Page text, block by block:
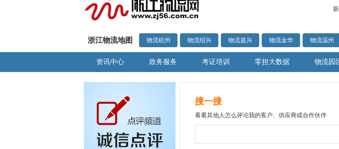
浙江物流地图 物流杭州 物流绍兴 物流嘉兴 物流金华 物流温州
资讯中心 政务服务 考证培训 零担大数据 物流园
搜一搜
看看其他人怎么评论我的客户、供应商或合作伙伴